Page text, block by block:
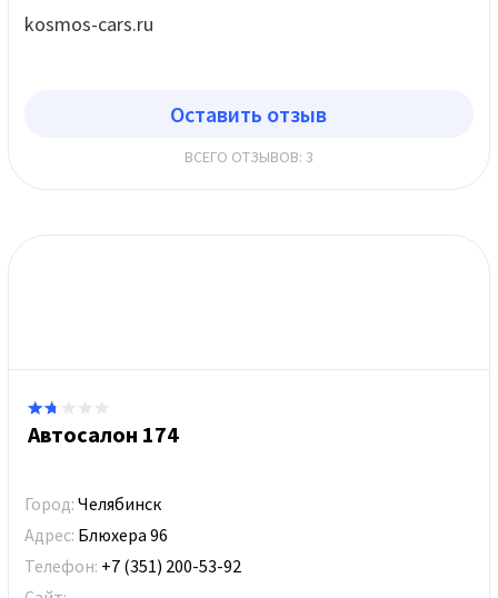
kosmos-cars.ru
Оставить отзыв
ВСЕГО ОТЗЫВОВ: 3
Автосалон 174
Город: Челябинск
Адрес: Блюхера 96
Телефон: +7 (351) 200-53-92